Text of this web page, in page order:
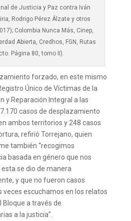
de Justicia y Paz contra Iván
Rodrigo Pérez Álzate y otros
Colombia Nunca Más, Cinep,
Abierta, Credhos, FGN, Rutas
Página 80, tomo II).
forzado, en este mismo
Único de Víctimas de la
y Reparación Integral a las
casos de desplazamiento
ambos territorios y 248 casos
refirió Torrejano, quien
también “recogimos
basada en género que nos
se dio de manera
y que no fueron casos
veces escuchamos en los relatos
a través de
a la justicia”.